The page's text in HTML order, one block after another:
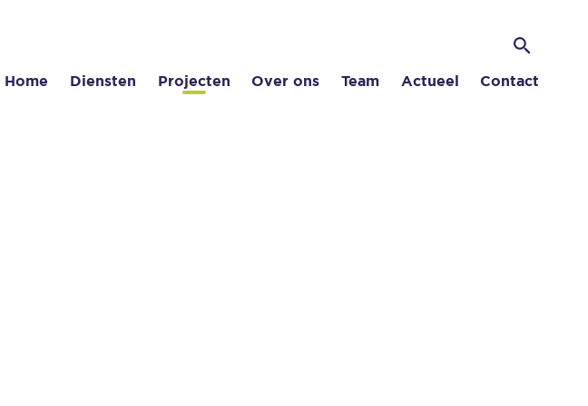
Home Diensten Projecten Over ons Team Actueel Contact
Zoeken